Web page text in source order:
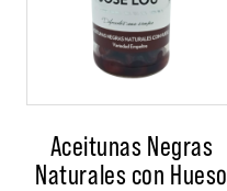
Aceitunas Negras
Naturales con Hueso